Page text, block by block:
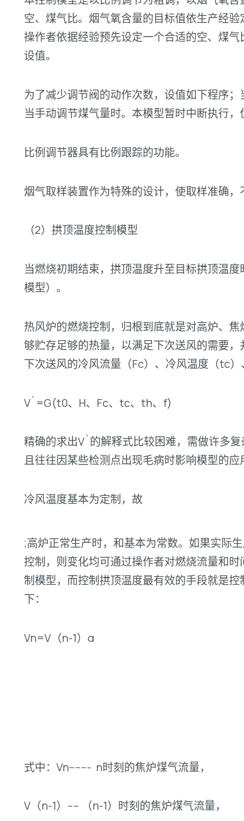
空、煤气比。烟气氧含量的目标值依生产经
操作者依据经验预先设定一个合适的空、煤
设值。
为了减少调节阀的动作次数，设值如下程序
当手动调节煤气量时。本模型暂时中断执行
比例调节器具有比例跟踪的功能。
烟气取样装置作为特殊的设计，使取样准确，
（2）拱顶温度控制模型
当燃烧初期结束，拱顶温度升至目标拱顶温
模型）。
热风炉的燃烧控制，归根到底就是对高炉、
够贮存足够的热量，以满足下次送风的需要
下次送风的冷风流量（Fc）、冷风温度（tc
V`=G(t0、H、Fc、tc、th、f)
精确的求出V`的解释式比较困难，需做许多
且往往因某些检测点出现毛病时影响模型的应
冷风温度基本为定制，故
;高炉正常生产时，和基本为常数。如果实际
控制，则变化均可通过操作者对燃烧流量和
制模型，而控制拱顶温度最有效的手段就是
下：
Vn=V（n-1）α
式中：Vn------- n时刻的焦炉煤气流量，
V（n-1）---- （n-1）时刻的焦炉煤气流量，